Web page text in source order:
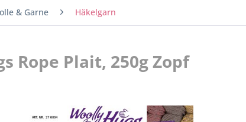
& Garne Häkelgarn
Rope Plait, 250g Zopf